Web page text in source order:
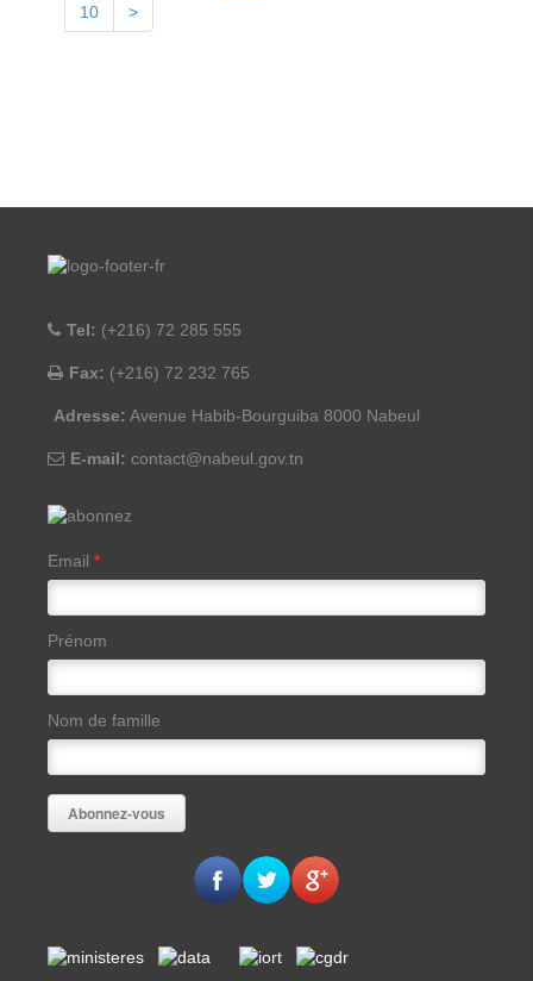
10 >
Tel: (+216) 72 285 555
Fax: (+216) 72 232 765
Adresse: Avenue Habib-Bourguiba 8000 Nabeul
E-mail: contact@nabeul.gov.tn
Email *
Prénom
Nom de famille